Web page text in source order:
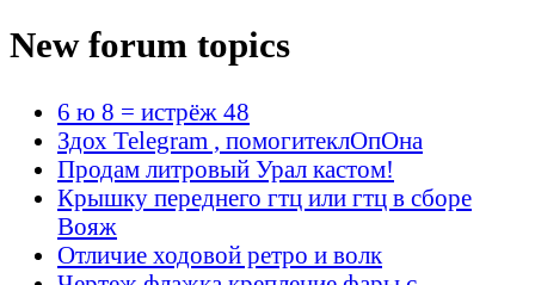
New forum topics
6 ю 8 = истрёж 48
Здох Telegram , помогитеклОпОна
Продам литровый Урал кастом!
Крышку переднего гтц или гтц в сборе
Вояж
Отличие ходовой ретро и волк